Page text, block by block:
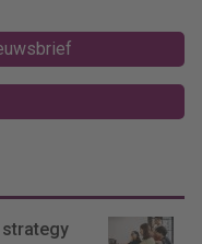
strategy